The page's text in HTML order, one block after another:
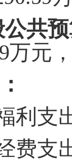
公共
万元
利支
费支